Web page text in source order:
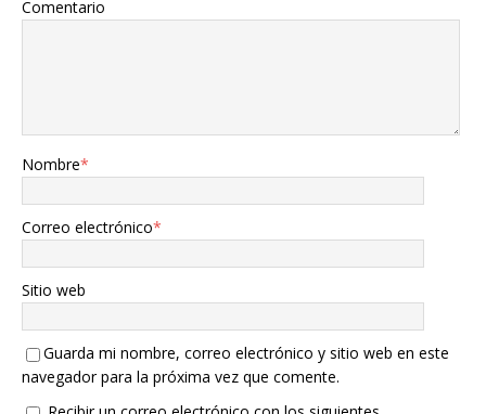
Comentario
Nombre*
Correo electrónico*
Sitio web
Guarda mi nombre, correo electrónico y sitio web en este
navegador para la próxima vez que comente.